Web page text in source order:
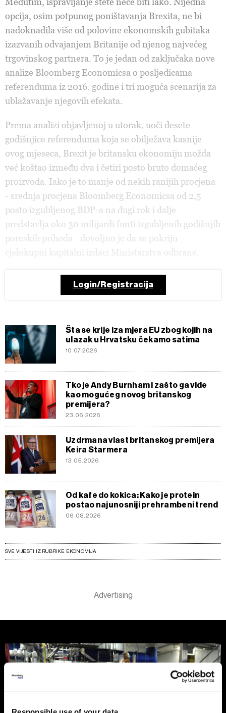
opcija, osim potpunog poništavanja Brexita, ne bi
nadoknadila više od polovine ekonomskih gubitaka
izazvanih odvajanjem Britanije od njenog najvećeg
trgovinskog partnera. To je jedan od zaključaka nove
analize Bloomberg Economicsa o posljedicama
referenduma iz 2016. godine i tri moguća scenarija za
ublažavanje njegovih efekata.
Prema analizi objavljenoj u utorak, uoči desete
godišnjice referenduma koja se obilježava kasnije
ovog mjeseca, Brexit je britansku ekonomiju možda
već koštao između dva i četiri posto bruto domaćeg
proizvoda. Iako je to manje od nekih ranijih procjena
- srednja procjena Bloomberg Economicsa od 2,5
posto izgubljenog BDP-a na dugi rok i dalje
predstavlja oko 30 milijardi funti izgubljenih godišnjih
poreskih prihoda - dovoljno je da se pokriju
Login/Registracija
Šta se krije iza mjera EU zbog kojih na
ulazak u Hrvatsku čekamo satima
10.07.2026
Tko je Andy Burnham i zašto ga vide
kao mogućeg novog britanskog
premijera?
23.06.2026
Uzdrmana vlast britanskog premijera
Keira Starmera
13.05.2026
Od kafe do kokica: Kako je protein
postao najunosniji prehrambeni trend
06.08.2026
SVE VIJESTI IZ RUBRIKE EKONOMIJA